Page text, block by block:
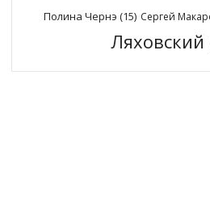
Полина Чернэ (15) Сергей
Ляховский